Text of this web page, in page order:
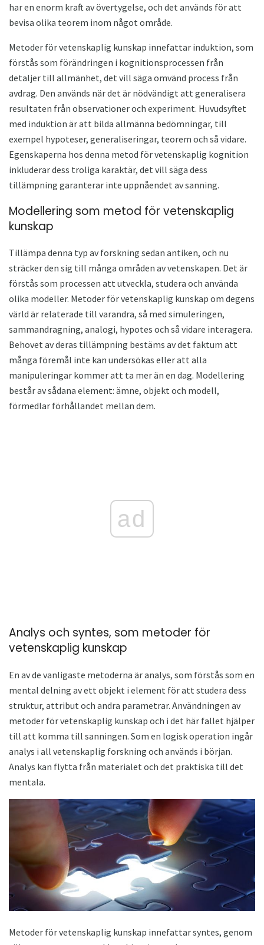
har en enorm kraft av övertygelse, och det används för att
bevisa olika teorem inom något område.
Metoder för vetenskaplig kunskap innefattar induktion, som
förstås som förändringen i kognitionsprocessen från
detaljer till allmänhet, det vill säga omvänd process från
avdrag. Den används när det är nödvändigt att generalisera
resultaten från observationer och experiment. Huvudsyftet
med induktion är att bilda allmänna bedömningar, till
exempel hypoteser, generaliseringar, teorem och så vidare.
Egenskaperna hos denna metod för vetenskaplig kognition
inkluderar dess troliga karaktär, det vill säga dess
tillämpning garanterar inte uppnåendet av sanning.
Modellering som metod för vetenskaplig
kunskap
Tillämpa denna typ av forskning sedan antiken, och nu
sträcker den sig till många områden av vetenskapen. Det är
förstås som processen att utveckla, studera och använda
olika modeller. Metoder för vetenskaplig kunskap om degens
värld är relaterade till varandra, så med simuleringen,
sammandragning, analogi, hypotes och så vidare interagera.
Behovet av deras tillämpning bestäms av det faktum att
många föremål inte kan undersökas eller att alla
manipuleringar kommer att ta mer än en dag. Modellering
består av sådana element: ämne, objekt och modell,
förmedlar förhållandet mellan dem.
ad
Analys och syntes, som metoder för
vetenskaplig kunskap
En av de vanligaste metoderna är analys, som förstås som en
mental delning av ett objekt i element för att studera dess
struktur, attribut och andra parametrar. Användningen av
metoder för vetenskaplig kunskap och i det här fallet hjälper
till att komma till sanningen. Som en logisk operation ingår
analys i all vetenskaplig forskning och används i början.
Analys kan flytta från materialet och det praktiska till det
mentala.
Metoder för vetenskaplig kunskap innefattar syntes, genom